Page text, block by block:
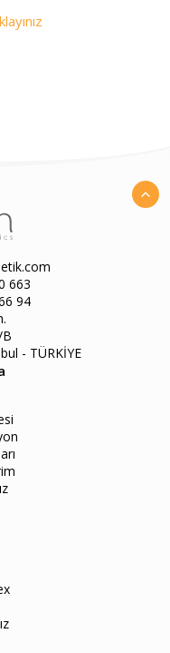
663
94
- TÜRKİYE